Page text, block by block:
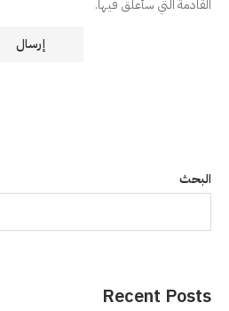
القادمة التي سأعلق فيها.
البحث
Recent Posts